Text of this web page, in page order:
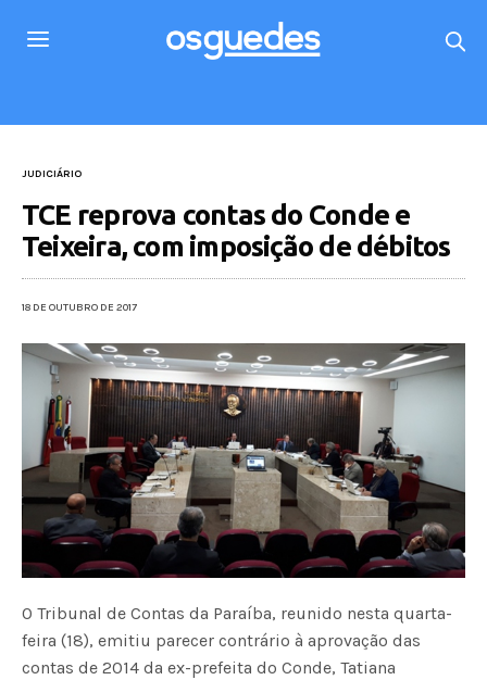
JUDICIÁRIO
TCE reprova contas do Conde e
Teixeira, com imposição de débitos
18 DE OUTUBRO DE 2017
O Tribunal de Contas da Paraíba, reunido nesta quarta-
feira (18), emitiu parecer contrário à aprovação das
contas de 2014 da ex-prefeita do Conde, Tatiana